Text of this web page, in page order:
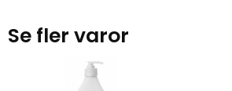
Se fler varor